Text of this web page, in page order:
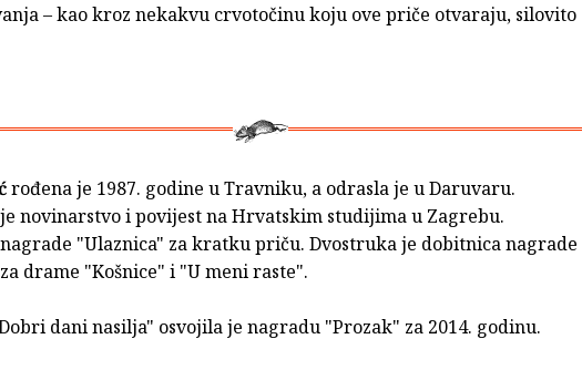
– kao kroz nekakvu crvotočinu koju ove priče otvaraju, silovito
rođena je 1987. godine u Travniku, a odrasla je u Daruvaru.
novinarstvo i povijest na Hrvatskim studijima u Zagrebu.
"Ulaznica" za kratku priču. Dvostruka je dobitnica nagrade
drame "Košnice" i "U meni raste".
dani nasilja" osvojila je nagradu "Prozak" za 2014. godinu.